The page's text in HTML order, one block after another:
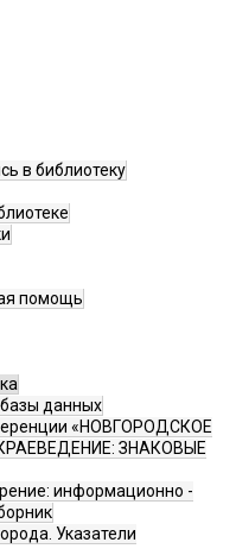
в библиотеку
помощь
данных
«НОВГОРОДСКОЕ
ЗНАКОВЫЕ
информационно -
Указатели